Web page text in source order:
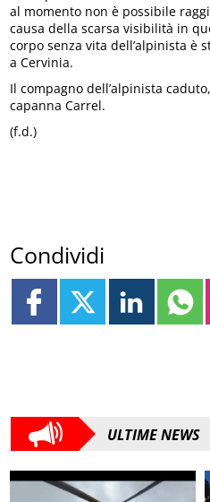
al momento non è possibile
causa della scarsa visibilità in
corpo senza vita dell’alpinista è
a Cervinia.
Il compagno dell’alpinista
capanna Carrel.
(f.d.)
Condividi
ULTIME NEWS